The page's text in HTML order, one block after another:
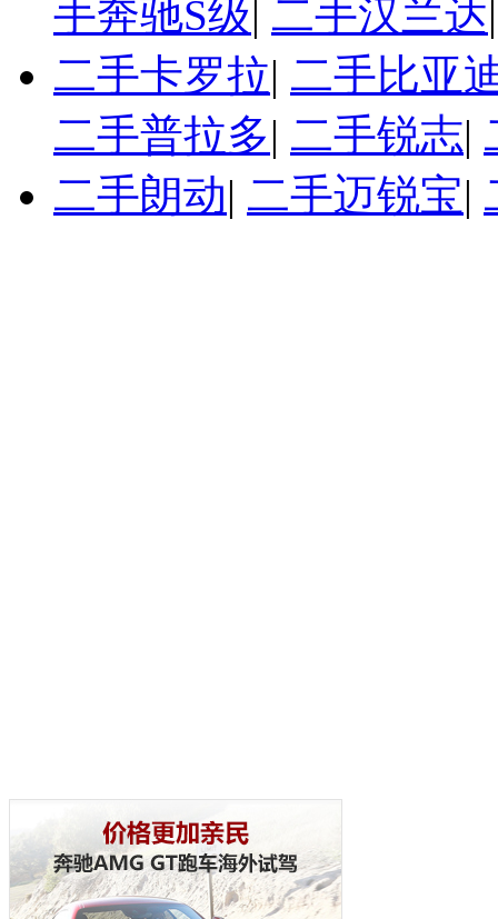
手奔驰S级| 二手汉兰达
二手卡罗拉| 二手比亚
二手普拉多| 二手锐志|
二手朗动| 二手迈锐宝|